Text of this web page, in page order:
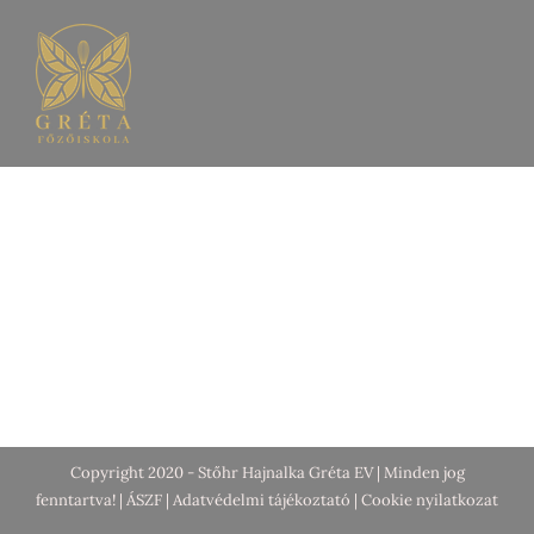
Kihagyás
Copyright 2020 - Stőhr Hajnalka Gréta EV | Minden jog
fenntartva! | ÁSZF | Adatvédelmi tájékoztató | Cookie nyilatkozat